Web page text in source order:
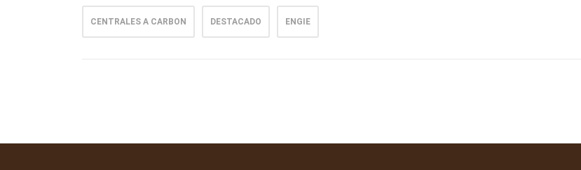
CENTRALES A CARBON DESTACADO ENGIE